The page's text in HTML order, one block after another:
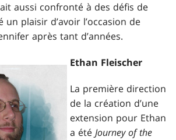
aussi confronté à des défis de
un plaisir d’avoir l’occasion de
après tant d’années.
Ethan Fleischer
La première direction
de la création d’une
extension pour Ethan
a étéJourney of the